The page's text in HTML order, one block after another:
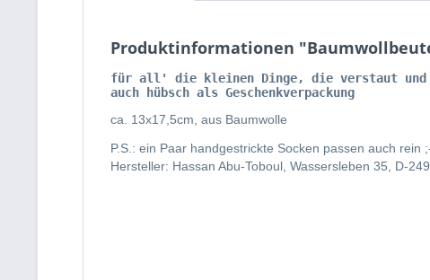
Produktinformationen
für all' die kleinen Dinge, die verstaut und
auch hübsch als Geschenkverpackung
ca. 13x17,5cm, aus Baumwolle
P.S.: ein Paar handgestrickte Socken passen auch rein
Hersteller: Hassan Abu-Toboul, Wassersleben 35, D-